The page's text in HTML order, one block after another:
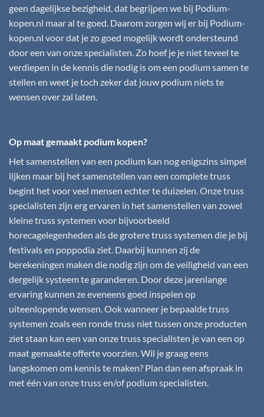
geen dagelijkse bezigheid, dat begrijpen we bij Podium-
kopen.nl maar al te goed. Daarom zorgen wij er bij Podium-
kopen.nl voor dat je zo goed mogelijk wordt ondersteund
door een van onze specialisten. Zo hoef je je niet teveel te
verdiepen in de kennis die nodig is om een podium samen te
stellen en weet je toch zeker dat jouw podium niets te
wensen over zal laten.
Op maat gemaakt podium kopen?
Het samenstellen van een podium kan nog enigszins simpel
lijken maar bij het samenstellen van een complete truss
begint het voor veel mensen echter te duizelen. Onze truss
specialisten zijn erg ervaren in het samenstellen van zowel
kleine truss systemen voor bijvoorbeeld
horecagelegenheden als de grotere truss systemen die je bij
festivals en poppodia ziet. Daarbij kunnen zij de
berekeningen maken die nodig zijn om de veiligheid van een
dergelijk systeem te garanderen. Door deze jarenlange
ervaring kunnen ze eveneens goed inspelen op
uiteenlopende wensen. Ook wanneer je bepaalde truss
systemen zoals een ronde truss niet tussen onze producten
ziet staan kan een van onze truss specialisten je van een op
maat gemaakte offerte voorzien. Wil je graag eens
langskomen om kennis te maken? Plan dan een afspraak in
met één van onze truss en/of podium specialisten.